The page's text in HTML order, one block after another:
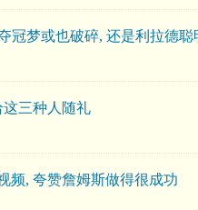
冠梦或也破碎, 还是利拉德聪
这三种人随礼
频, 夸赞詹姆斯做得很成功